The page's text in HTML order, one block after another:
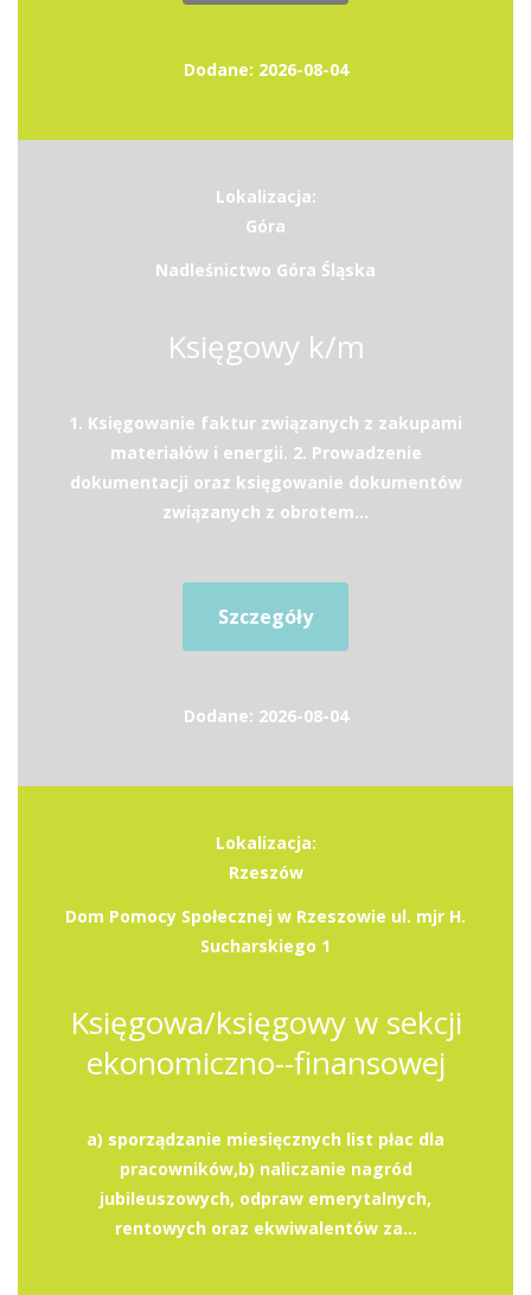
Dodane: 2026-08-04
Lokalizacja:
Góra
Nadleśnictwo Góra Śląska
Księgowy k/m
1. Księgowanie faktur związanych z zakupami
materiałów i energii. 2. Prowadzenie
dokumentacji oraz księgowanie dokumentów
związanych z obrotem...
Szczegóły
Dodane: 2026-08-04
Lokalizacja:
Rzeszów
Dom Pomocy Społecznej w Rzeszowie ul. mjr H.
Sucharskiego 1
Księgowa/księgowy w sekcji
ekonomiczno--finansowej
a) sporządzanie miesięcznych list płac dla
pracowników,b) naliczanie nagród
jubileuszowych, odpraw emerytalnych,
rentowych oraz ekwiwalentów za...